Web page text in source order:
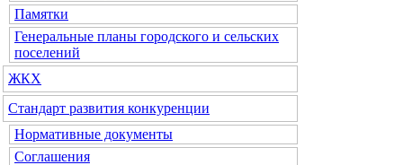
Памятки
Генеральные планы городского и сельских
поселений
ЖКХ
Стандарт развития конкуренции
Нормативные документы
Соглашения